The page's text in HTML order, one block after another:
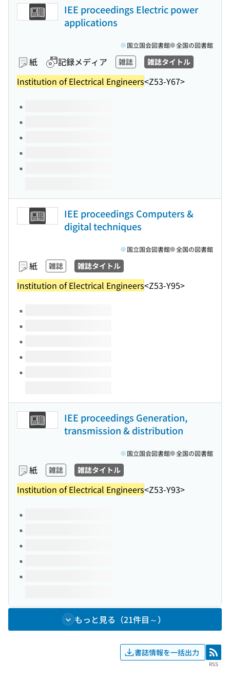
IEE proceedings Electric power
applications
紙 記録メディア 雑誌 雑誌タイトル
Institution of Electrical Engineers<Z53-Y67>
国立国会図書館 全国の図書館
このタイトルの巻号
IEE proceedings Computers &
digital techniques
紙 雑誌 雑誌タイトル
Institution of Electrical Engineers<Z53-Y95>
国立国会図書館 全国の図書館
このタイトルの巻号
IEE proceedings Generation,
transmission & distribution
紙 雑誌 雑誌タイトル
Institution of Electrical Engineers<Z53-Y93>
国立国会図書館 全国の図書館
このタイトルの巻号
もっと見る（21件目～）
書誌情報を一括出力 RSS
RSS